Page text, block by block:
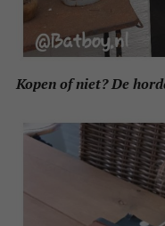
Kopen of niet? De